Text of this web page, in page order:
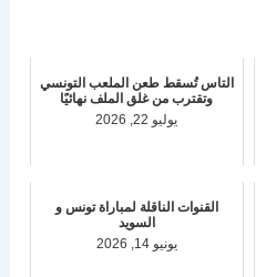
التاس تُسقط طعن الملعب التونسي
وتقترب من غلق الملف نهائيًا
يوليو 22, 2026
القنوات الناقلة لمباراة تونس و
السويد
يونيو 14, 2026